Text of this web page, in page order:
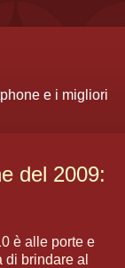
e i migliori
del 2009:
è alle porte e
di brindare al